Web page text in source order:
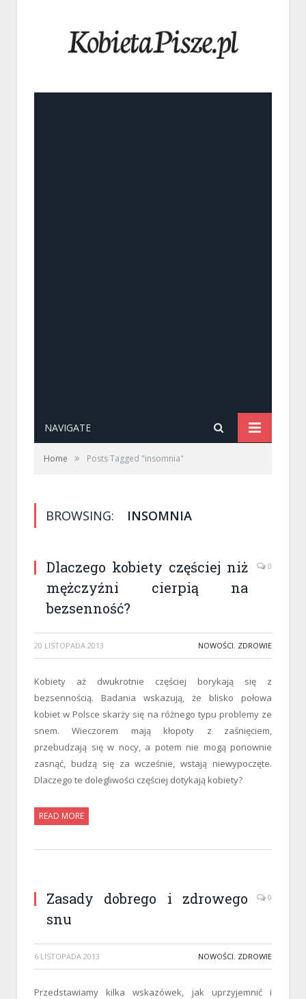
NAVIGATE
Home » Posts Tagged "insomnia"
BROWSING: INSOMNIA
Dlaczego kobiety częściej niż
mężczyźni cierpią na
bezsenność?
0
20 LISTOPADA 2013 NOWOŚCI, ZDROWIE
Kobiety aż dwukrotnie częściej borykają się z
bezsennością. Badania wskazują, że blisko połowa
kobiet w Polsce skarży się na różnego typu problemy ze
snem. Wieczorem mają kłopoty z zaśnięciem,
przebudzają się w nocy, a potem nie mogą ponownie
zasnąć, budzą się za wcześnie, wstają niewypoczęte.
Dlaczego te dolegliwości częściej dotykają kobiety?
READ MORE
Zasady dobrego i zdrowego
snu
0
6 LISTOPADA 2013 NOWOŚCI, ZDROWIE
Przedstawiamy kilka wskazówek, jak uprzyjemnić i